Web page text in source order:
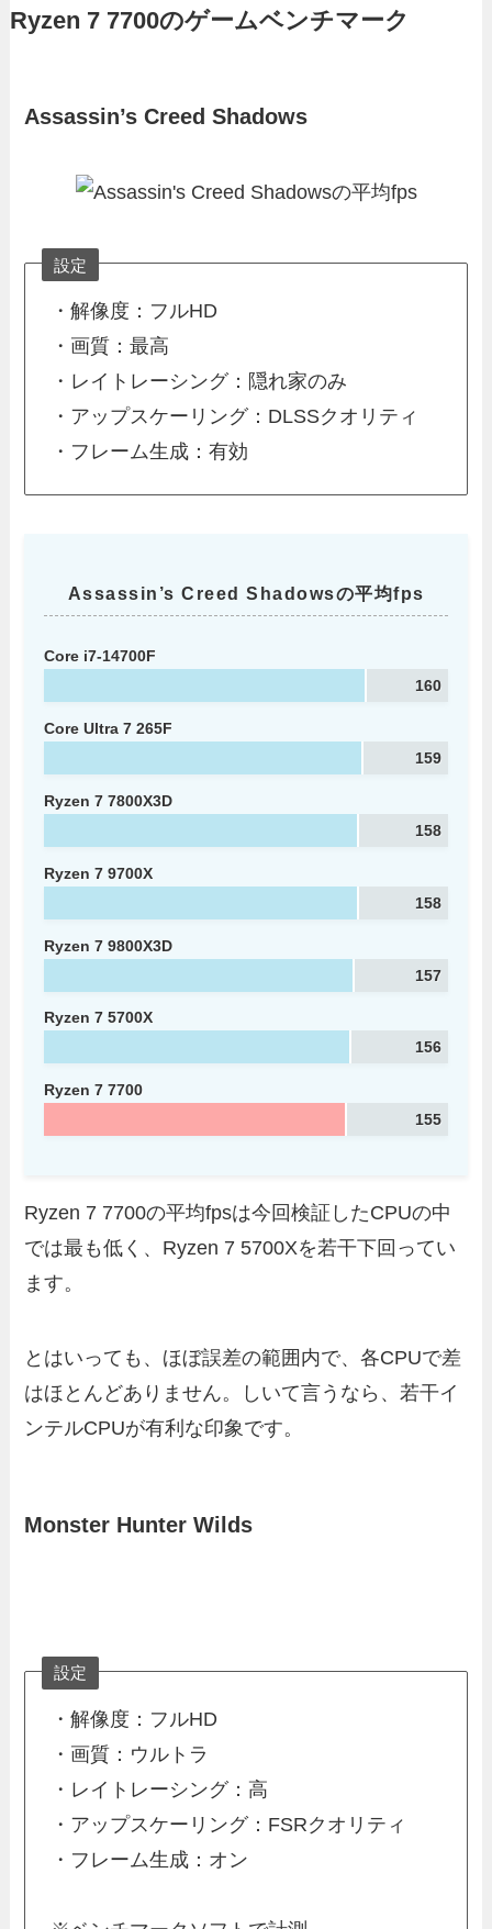
Ryzen 7 7700のゲームベンチマーク
Assassin’s Creed Shadows
設定
・解像度：フルHD
・画質：最高
・レイトレーシング：隠れ家のみ
・アップスケーリング：DLSSクオリティ
・フレーム生成：有効
Assassin’s Creed Shadowsの平均fps
Core i7-14700F
160
Core Ultra 7 265F
159
Ryzen 7 7800X3D
158
Ryzen 7 9700X
158
Ryzen 7 9800X3D
157
Ryzen 7 5700X
156
Ryzen 7 7700
155
Ryzen 7 7700の平均fpsは今回検証したCPUの中
では最も低く、Ryzen 7 5700Xを若干下回ってい
ます。
とはいっても、ほぼ誤差の範囲内で、各CPUで差
はほとんどありません。しいて言うなら、若干イ
ンテルCPUが有利な印象です。
Monster Hunter Wilds
設定
・解像度：フルHD
・画質：ウルトラ
・レイトレーシング：高
・アップスケーリング：FSRクオリティ
・フレーム生成：オン